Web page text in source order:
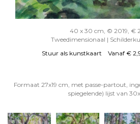
40 x 30 cm, © 2019, €
Tweedimensionaal |
Stuur als kunstkaart Vanaf €
Formaat 27x19 cm, met passe-partout,
spiegelende) lijst van